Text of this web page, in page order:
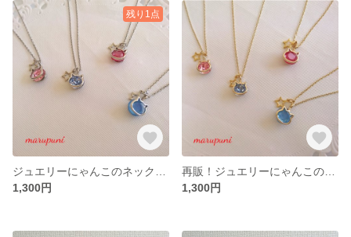
残り1点
1,300円
1,300円